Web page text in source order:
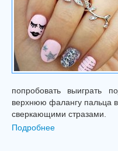
попробовать выиграть
верхнюю фалангу пальца в
сверкающими стразами.
Подробнее